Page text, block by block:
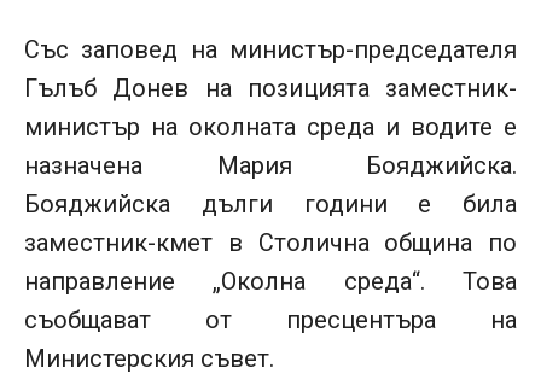
Със заповед на министър-председателя
Гълъб Донев на позицията заместник-
министър на околната среда и водите е
назначена Мария Бояджийска.
Бояджийска дълги години е била
заместник-кмет в Столична община по
направление „Околна среда“. Това
съобщават от пресцентъра на
Министерския съвет.